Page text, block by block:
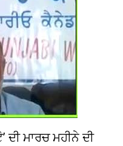
ਦੀ ਮਾਰਚ ਮਹੀਨੇ ਦੀ